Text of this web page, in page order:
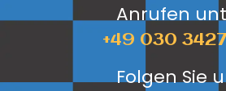
Anrufen
+49 030
Folgen Sie